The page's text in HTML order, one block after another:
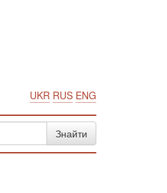
UKR RUS ENG